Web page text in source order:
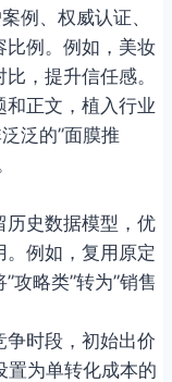
例、权威认证、
比例。例如，美妆
，提升信任感。
正文，植入行业
泛的”面膜推
历史数据模型，优
例如，复用原定
攻略类”转为”销售
争时段，初始出价
置为单转化成本的